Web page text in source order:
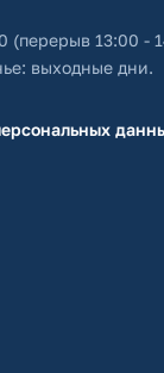
(перерыв 13:00 -
выходные дни.